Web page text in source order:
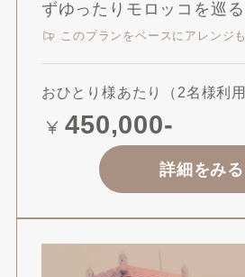
ずゆったりモロッコを巡る
このプランをベースにアレンジ
おひとり様あたり（2名様利用
450,000-
詳細をみる